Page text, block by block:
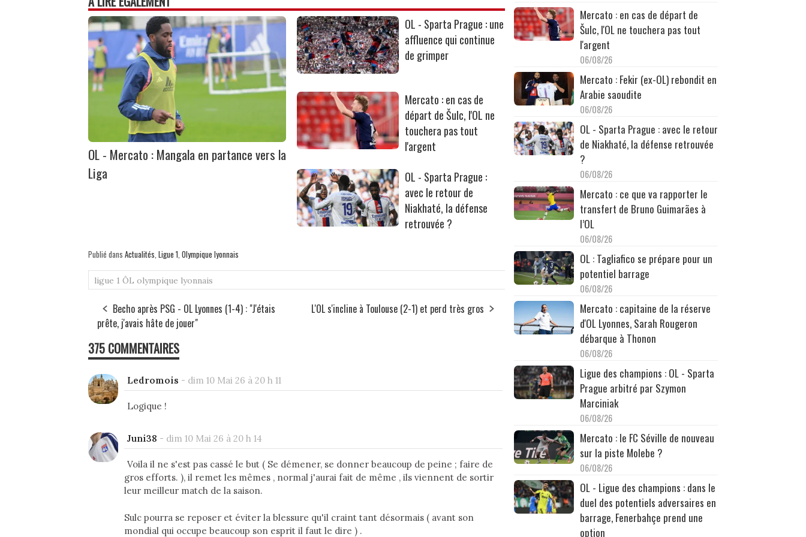
OL - Mercato : Mangala en partance vers la
Liga
OL - Sparta Prague : une
affluence qui continue
de grimper
Mercato : en cas de
départ de Šulc, l'OL ne
touchera pas tout
l'argent
OL - Sparta Prague :
avec le retour de
Niakhaté, la défense
retrouvée ?
Publié dans Actualités Ligue 1 Olympique lyonnais
ligue 1 ÔL olympique lyonnais
Becho après PSG - OL Lyonnes (1-4) : "J'étais
prête, j'avais hâte de jouer"
L'OL s'incline à Toulouse (2-1) et perd très gros
375 COMMENTAIRES
Ledromois - dim 10 Mai 26 à 20 h 11
Logique !
Juni38 - dim 10 Mai 26 à 20 h 14
Voila il ne s'est pas cassé le but ( Se démener, se donner beaucoup de peine ; faire de
gros efforts. ), il remet les mêmes , normal j'aurai fait de même , ils viennent de sortir
leur meilleur match de la saison.
Sulc pourra se reposer et éviter la blessure qu'il craint tant désormais ( avant son
mondial qui occupe beaucoup son esprit il faut le dire ) .
Mercato : en cas de départ de
Šulc, l'OL ne touchera pas tout
l'argent
06/08/26
Mercato : Fekir (ex-OL) rebondit en
Arabie saoudite
06/08/26
OL - Sparta Prague : avec le retour
de Niakhaté, la défense retrouvée
?
06/08/26
Mercato : ce que va rapporter le
transfert de Bruno Guimarães à
l’OL
06/08/26
OL : Tagliafico se prépare pour un
potentiel barrage
06/08/26
Mercato : capitaine de la réserve
d'OL Lyonnes, Sarah Rougeron
débarque à Thonon
06/08/26
Ligue des champions : OL - Sparta
Prague arbitré par Szymon
Marciniak
06/08/26
Mercato : le FC Séville de nouveau
sur la piste Molebe ?
06/08/26
OL - Ligue des champions : dans le
duel des potentiels adversaires en
barrage, Fenerbahçe prend une
option